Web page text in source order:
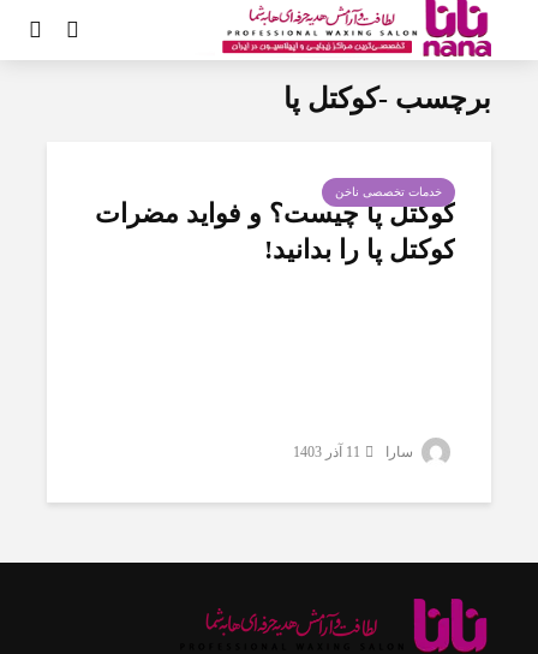
برچسب -کوکتل پا
خدمات تخصصی ناخن
کوکتل پا چیست؟ و ⁠فواید ⁠⁠مضرات
کوکتل پا را بدانید!
سارا 11 آذر 1403